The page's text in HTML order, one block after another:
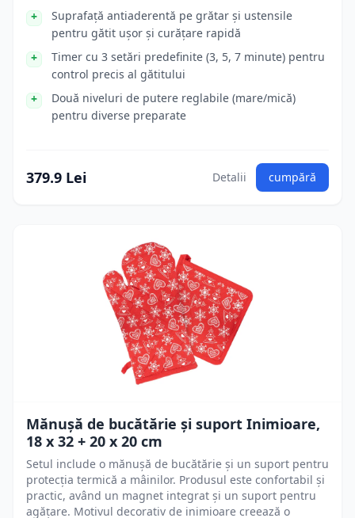
Suprafață antiaderentă pe grătar și ustensile
pentru gătit ușor și curățare rapidă
Timer cu 3 setări predefinite (3, 5, 7 minute) pentru
control precis al gătitului
Două niveluri de putere reglabile (mare/mică)
pentru diverse preparate
379.9 Lei Detalii cumpără
Mănușă de bucătărie și suport Inimioare,
18 x 32 + 20 x 20 cm
Setul include o mănușă de bucătărie și un suport pentru
protecția termică a mâinilor. Produsul este confortabil și
practic, având un magnet integrat și un suport pentru
agățare. Motivul decorativ de inimioare creează o